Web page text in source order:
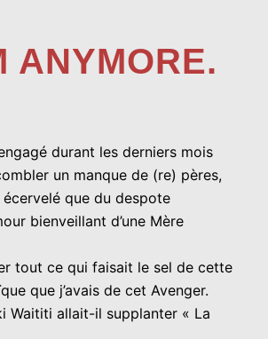
ANYMORE.
durant les derniers mois
un manque de (re) pères,
que du despote
bienveillant d’une Mère
tout ce qui faisait le sel de cette
que j’avais de cet Avenger.
Waititi allait-il supplanter « La